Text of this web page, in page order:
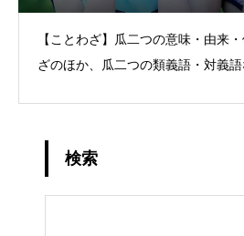
【ことわざ】瓜二つの意味・由来
ざのほか、瓜二つの類義語・対義語
検索